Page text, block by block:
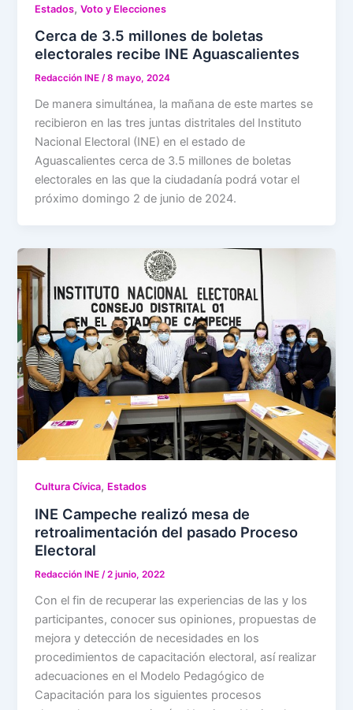
Estados,Voto y Elecciones
Cerca de 3.5 millones de boletas
electorales recibe INE Aguascalientes
Redacción INE/8 mayo, 2024
De manera simultánea, la mañana de este martes se
recibieron en las tres juntas distritales del Instituto
Nacional Electoral (INE) en el estado de
Aguascalientes cerca de 3.5 millones de boletas
electorales en las que la ciudadanía podrá votar el
próximo domingo 2 de junio de 2024.
Cultura Cívica, Estados
INE Campeche realizó mesa de
retroalimentación del pasado Proceso
Electoral
Redacción INE/2 junio, 2022
Con el fin de recuperar las experiencias de las y los
participantes, conocer sus opiniones, propuestas de
mejora y detección de necesidades en los
procedimientos de capacitación electoral, así realizar
adecuaciones en el Modelo Pedagógico de
Capacitación para los siguientes procesos